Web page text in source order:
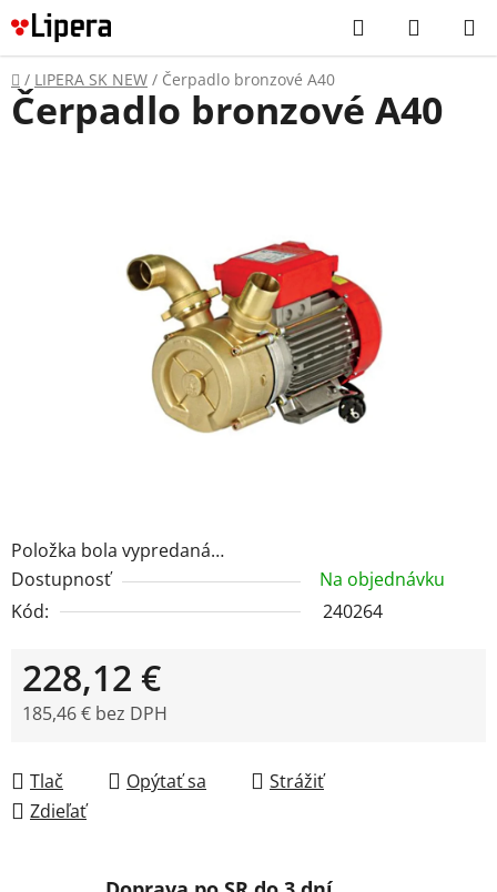
Prejsť
na
obsah
Hľadať
KOŠÍK
Domov
/ LIPERA SK NEW / Čerpadlo bronzové A40
Položka bola vypredaná…
Dostupnosť
Na objednávku
Kód:
240264
228,12 €
185,46 € bez DPH
Tlač
Opýtať sa
Strážiť
Zdieľať
Čerpadlo bronzové A40